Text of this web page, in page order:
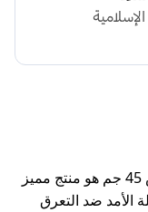
ليدي سبيد ستيك مزيل عرق بيور فريشنس 45 جم هو منتج مميز
الأمد ضد التعرق